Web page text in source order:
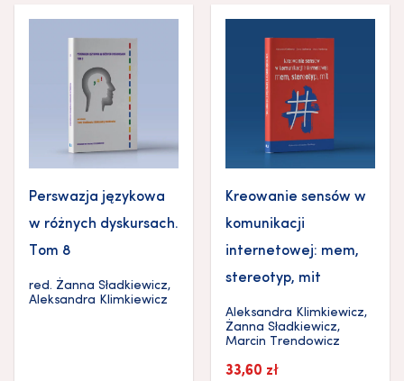
Perswazja językowa
w różnych dyskursach.
Tom 8
red. Żanna Sładkiewicz,
Aleksandra Klimkiewicz
Kreowanie sensów w
komunikacji
internetowej: mem,
stereotyp, mit
Aleksandra Klimkiewicz,
Żanna Sładkiewicz,
Marcin Trendowicz
33,60 zł